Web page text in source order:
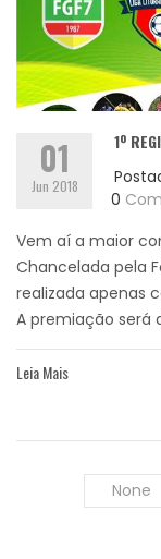
01
Jun 2018
1º
0
Vem aí a maior
Chancelada pela
realizada apenas
A premiação será
Leia Mais
None